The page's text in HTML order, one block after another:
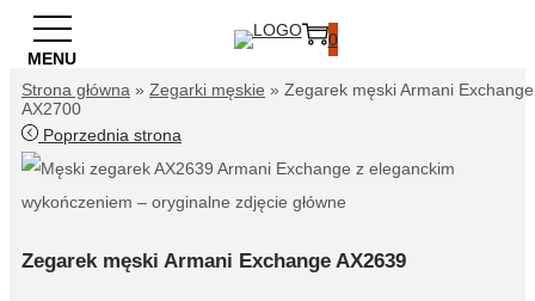
Przejdź
treści
do
do
0
Strona główna » Zegarki męskie » Zegarek męski Armani Exchange
AX2700
Poprzednia strona
Zegarek męski Armani Exchange AX2639